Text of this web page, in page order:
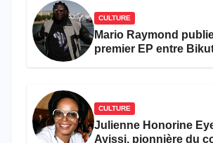
CULTURE
Mario Raymond
premier EP entre
CULTURE
Julienne Honorine
Ayissi, pionnière du